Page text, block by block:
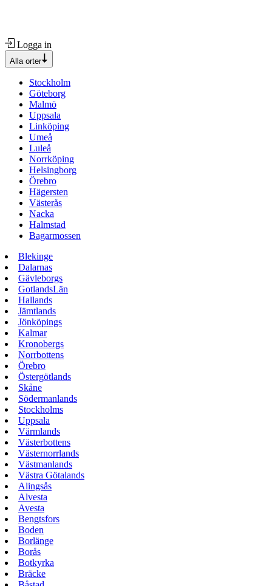
Logga in
Alla orter
Stockholm
Göteborg
Malmö
Uppsala
Linköping
Umeå
Luleå
Norrköping
Helsingborg
Örebro
Hägersten
Västerås
Nacka
Halmstad
Bagarmossen
Blekinge
Dalarnas
Gävleborgs
GotlandsLän
Hallands
Jämtlands
Jönköpings
Kalmar
Kronobergs
Norrbottens
Örebro
Östergötlands
Skåne
Södermanlands
Stockholms
Uppsala
Värmlands
Västerbottens
Västernorrlands
Västmanlands
Västra Götalands
Alingsås
Alvesta
Avesta
Bengtsfors
Boden
Borlänge
Borås
Botkyrka
Bräcke